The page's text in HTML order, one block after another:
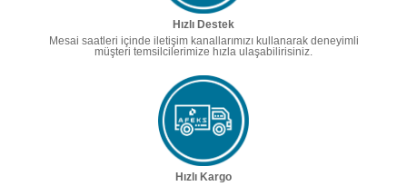
Hızlı Destek
Mesai saatleri içinde iletişim kanallarımızı kullanarak deneyimli
müşteri temsilcilerimize hızla ulaşabilirisiniz.
Hızlı Kargo